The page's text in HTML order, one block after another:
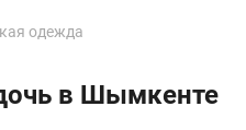
одежда
в Шымкенте